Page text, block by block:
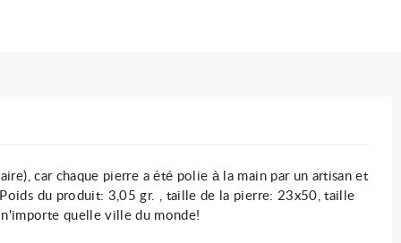
car chaque pierre a été polie à la main par un artisan et
du produit: 3,05 gr. , taille de la pierre: 23x50, taille
quelle ville du monde!